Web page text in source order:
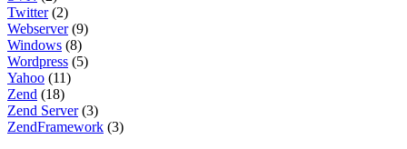
Twitter(2)
Webserver(9)
Windows (8)
Wordpress (5)
Yahoo (11)
Zend (18)
Zend Server(3)
ZendFramework (3)